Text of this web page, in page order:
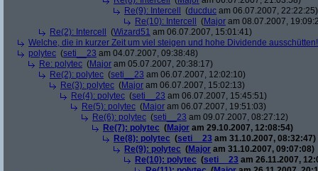
Re(9): Intercell
(ducduc am 06.07.2007, 22:22:25)
Re(10): Intercell
(Major am 08.07.2007,
Re(2): Intercell
(Wizard51 am 06.07.2007, 15:01:41)
Welche, die in kurzer Zeit um viel steigen und hohe Dividende
polytec (seti__23 am 04.07.2007, 09:38:48)
Re: polytec (Major am 05.07.2007, 20:38:17)
Re(2): polytec (seti__23 am 06.07.2007, 12:02:10)
Re(3): polytec (Major am 06.07.2007, 15:02:13)
Re(4): polytec (seti__23 am 06.07.2007, 15:45:51)
Re(5): polytec (Major am 06.07.2007, 19:51:03)
Re(6): polytec (seti__23 am 09.07.2007, 08:27:12)
Re(7): polytec (Major am 29.10.2007, 12:08:54)
Re(8): polytec (seti__23 am 31.10.2007, 08:32:47)
Re(9): polytec (Major am 31.10.2007, 09:07:08)
Re(10): polytec (seti__23 am 26.11.2007,